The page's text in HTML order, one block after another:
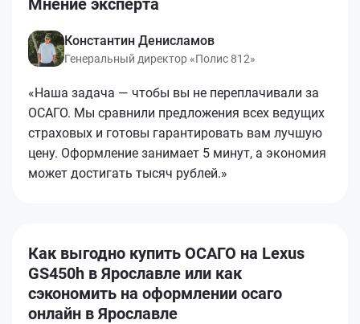
Константин Денисламов
Генеральный директор «Полис 812»
«Наша задача — чтобы вы не переплачивали за
ОСАГО. Мы сравнили предложения всех ведущих
страховых и готовы гарантировать вам лучшую
цену. Оформление занимает 5 минут, а экономия
может достигать тысяч рублей.»
Как выгодно купить ОСАГО на Lexus
GS450h в Ярославле или как
сэкономить на оформлении осаго
онлайн в Ярославле